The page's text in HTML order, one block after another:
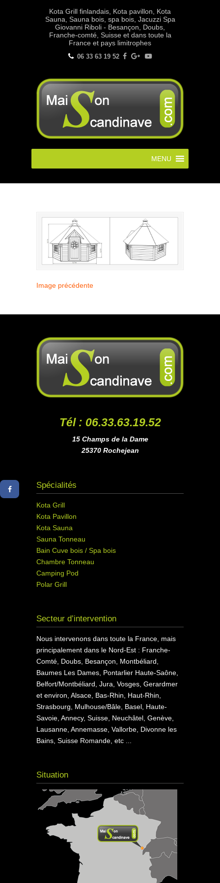
Kota Grill finlandais, Kota pavillon, Kota
Sauna, Sauna bois, spa bois, Jacuzzi Spa
Giovanni Riboli - Besançon, Doubs,
Franche-comté, Suisse et dans toute la
France et pays limitrophes
06 33 63 19 52
MENU
Image précédente
Tél : 06.33.63.19.52
15 Champs de la Dame
25370 Rochejean
Spécialités
Kota Grill
Kota Pavillon
Kota Sauna
Sauna Tonneau
Bain Cuve bois / Spa bois
Chambre Tonneau
Camping Pod
Polar Grill
Secteur d’intervention
Nous intervenons dans toute la France, mais
principalement dans le Nord-Est : Franche-
Comté, Doubs, Besançon, Montbéliard,
Baumes Les Dames, Pontarlier Haute-Saône,
Belfort/Montbéliard, Jura, Vosges, Gerardmer
et environ, Alsace, Bas-Rhin, Haut-Rhin,
Strasbourg, Mulhouse/Bâle, Basel, Haute-
Savoie, Annecy, Suisse, Neuchâtel, Genève,
Lausanne, Annemasse, Vallorbe, Divonne les
Bains, Suisse Romande, etc ...
Situation